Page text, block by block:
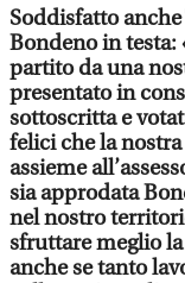
Soddisfatto
Bondeno in testa:
partito da una
presentato in
sottoscritta e
felici che la
assieme
sia approdata
nel nostro
sfruttare meglio
anche se tanto